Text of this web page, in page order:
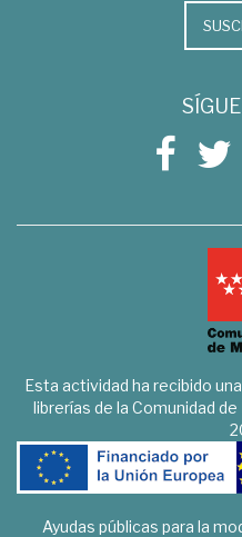
Esta actividad ha recibido
librerías de la Comunidad
Ayudas públicas para la